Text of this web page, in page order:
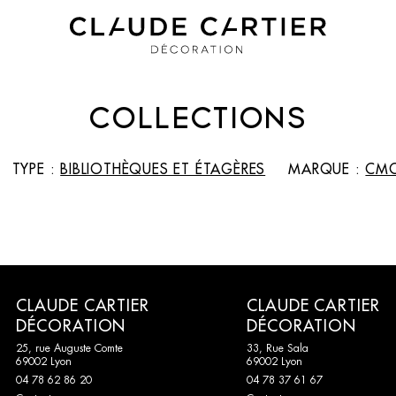
COLLECTIONS
TYPE : BIBLIOTHÈQUES ET ÉTAGÈRES MARQUE :
CLAUDE CARTIER
DÉCORATION
25, rue Auguste Comte
69002 Lyon
04 78 62 86 20
CLAUDE CARTIER
DÉCORATION
33, Rue Sala
69002 Lyon
04 78 37 61 67